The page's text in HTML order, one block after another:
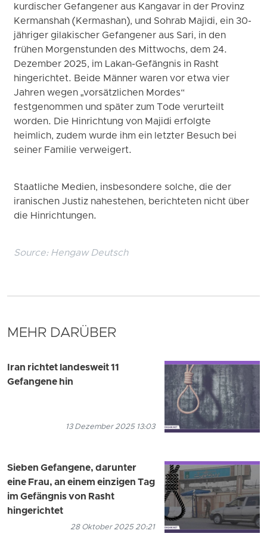
kurdischer Gefangener aus Kangavar in der Provinz
Kermanshah (Kermashan), und Sohrab Majidi, ein 30-
jähriger gilakischer Gefangener aus Sari, in den
frühen Morgenstunden des Mittwochs, dem 24.
Dezember 2025, im Lakan-Gefängnis in Rasht
hingerichtet. Beide Männer waren vor etwa vier
Jahren wegen „vorsätzlichen Mordes“
festgenommen und später zum Tode verurteilt
worden. Die Hinrichtung von Majidi erfolgte
heimlich, zudem wurde ihm ein letzter Besuch bei
seiner Familie verweigert.
Staatliche Medien, insbesondere solche, die der
iranischen Justiz nahestehen, berichteten nicht über
die Hinrichtungen.
Source: Hengaw Deutsch
MEHR DARÜBER
Iran richtet landesweit 11
Gefangene hin
13 Dezember 2025 13:03
Sieben Gefangene, darunter
eine Frau, an einem einzigen Tag
im Gefängnis von Rasht
hingerichtet
28 Oktober 2025 20:21